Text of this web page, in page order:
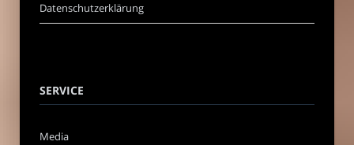
Datenschutzerklärung
SERVICE
Media